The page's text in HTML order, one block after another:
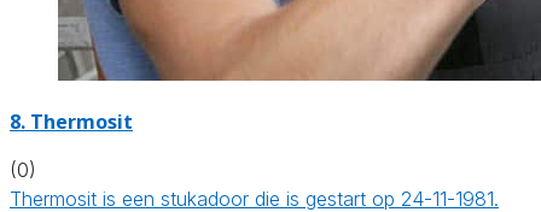
8. Thermosit
(0)
Thermosit is een stukadoor die is gestart op 24-11-1981.